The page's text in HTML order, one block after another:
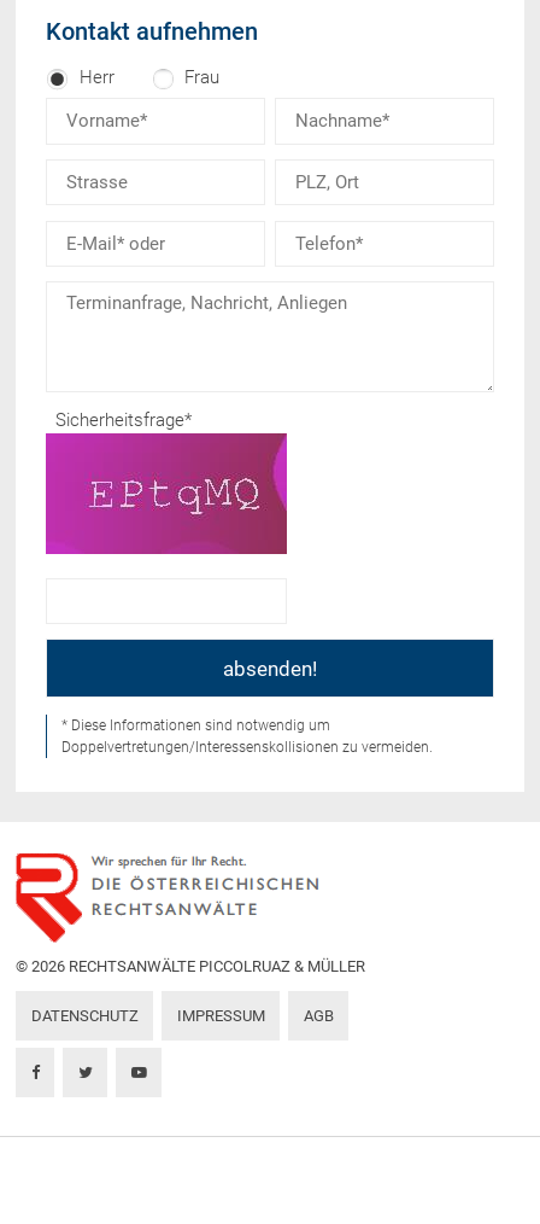
Kontakt aufnehmen
Herr Frau
Sicherheitsfrage*
* Diese Informationen sind notwendig um
Doppelvertretungen/Interessenskollisionen zu vermeiden.
© 2026 RECHTSANWÄLTE PICCOLRUAZ & MÜLLER
DATENSCHUTZ IMPRESSUM AGB